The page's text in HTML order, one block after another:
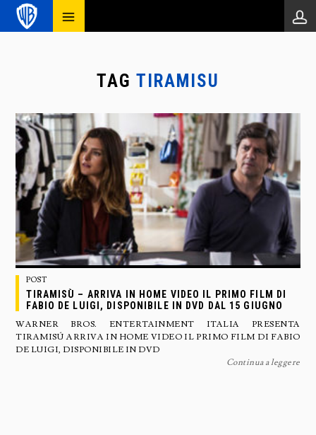
TAG TIRAMISU
POST
TIRAMISÙ – ARRIVA IN HOME VIDEO IL PRIMO FILM DI
FABIO DE LUIGI, DISPONIBILE IN DVD DAL 15 GIUGNO
WARNER BROS. ENTERTAINMENT ITALIA PRESENTA
TIRAMISÚ ARRIVA IN HOME VIDEO IL PRIMO FILM DI FABIO
DE LUIGI, DISPONIBILE IN DVD
Continua a leggere